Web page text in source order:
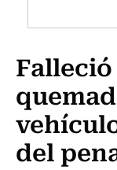
Programas
del